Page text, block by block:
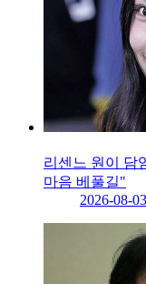
리센느 원이 담
마음 베풀길"
2026-08-